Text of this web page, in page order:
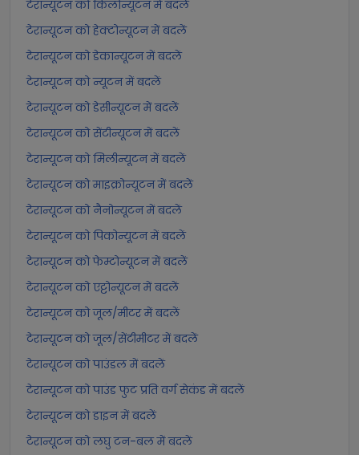
टेरान्यूटन को किलोन्यूटन में बदलें
टेरान्यूटन को हेक्टोन्यूटन में बदलें
टेरान्यूटन को डेकान्यूटन में बदलें
टेरान्यूटन को न्यूटन में बदलें
टेरान्यूटन को डेसीन्यूटन में बदलें
टेरान्यूटन को सेंटीन्यूटन में बदलें
टेरान्यूटन को मिलीन्यूटन में बदलें
टेरान्यूटन को माइक्रोन्यूटन में बदलें
टेरान्यूटन को नैनोन्यूटन में बदलें
टेरान्यूटन को पिकोन्यूटन में बदलें
टेरान्यूटन को फेम्टोन्यूटन में बदलें
टेरान्यूटन को एट्टोन्यूटन में बदलें
टेरान्यूटन को जूल/मीटर में बदलें
टेरान्यूटन को जूल/सेंटीमीटर में बदलें
टेरान्यूटन को पाउंडल में बदलें
टेरान्यूटन को पाउंड फुट प्रति वर्ग सेकंड में बदलें
टेरान्यूटन को डाइन में बदलें
टेरान्यूटन को लघु टन-बल में बदलें